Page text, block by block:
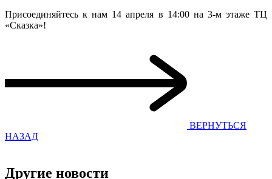
Присоединяйтесь к нам 14 апреля в 14:00 на 3-м этаже ТЦ
«Сказка»!
ВЕРНУТЬСЯ
НАЗАД
Другие новости